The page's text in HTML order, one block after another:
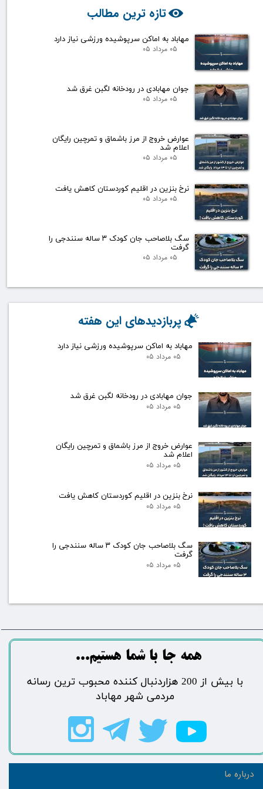
تازه ترین مطالب
مهاباد به اماکن سرپوشیده ورزشی نیاز دارد
۰۵ مرداد ۰۵
جوان مهابادی در رودخانه لگبن غرق شد
۰۵ مرداد ۰۵
عوارض خروج از مرز باشماق و تمرچین رایگان
اعلام شد
۰۵ مرداد ۰۵
نرخ بنزین در اقلیم کوردستان کاهش یافت
۰۵ مرداد ۰۵
سگ بلاصاحب جان کودک ۳ ساله سنندجی را
گرفت
۰۵ مرداد ۰۵
مهاباد به اماکن سرپوشیده ورزشی نیاز دارد
۰۵ مرداد ۰۵
جوان مهابادی در رودخانه لگبن غرق شد
۰۵ مرداد ۰۵
عوارض خروج از مرز باشماق و تمرچین رایگان
اعلام شد
۰۵ مرداد ۰۵
نرخ بنزین در اقلیم کوردستان کاهش یافت
۰۵ مرداد ۰۵
سگ بلاصاحب جان کودک ۳ ساله سنندجی را
گرفت
۰۵ مرداد ۰۵
پربازدیدهای این هفته
درباره ما
​​​همه جا با شما هستیم...​​​​​​​​​​​​​​
​با بیش از 200 هزاردنبال کننده محبوب ترین رسانه
مردمی شهر مهاباد​​​​​​​​​​​​​​